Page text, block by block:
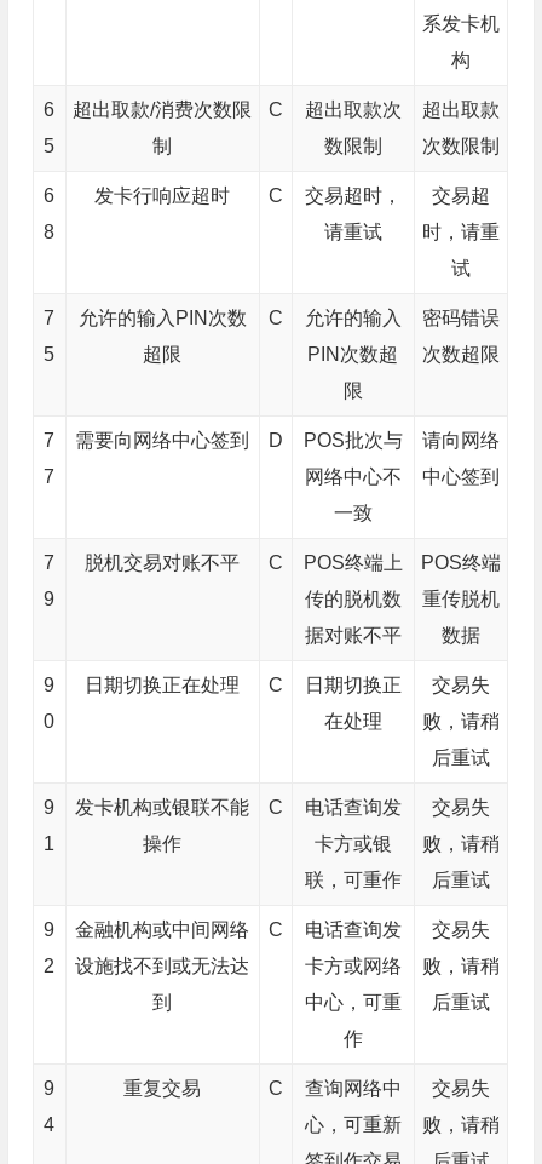
系发卡机
构
6
5
超出取款/消费次数限
制
C
超出取款次
数限制
超出取款
次数限制
6
8
发卡行响应超时 C
交易超时，
请重试
交易超
时，请重
试
7
5
允许的输入PIN次数
超限
C
允许的输入
PIN次数超
限
密码错误
次数超限
7
7
需要向网络中心签到 D
POS批次与
网络中心不
一致
请向网络
中心签到
7
9
脱机交易对账不平 C
POS终端上
传的脱机数
据对账不平
POS终端
重传脱机
数据
9
0
日期切换正在处理 C
日期切换正
在处理
交易失
败，请稍
后重试
9
1
发卡机构或银联不能
操作
C
电话查询发
卡方或银
联，可重作
交易失
败，请稍
后重试
9
2
金融机构或中间网络
设施找不到或无法达
到
C
电话查询发
卡方或网络
中心，可重
作
交易失
败，请稍
后重试
9
4
重复交易 C
查询网络中
心，可重新
交易失
败，请稍